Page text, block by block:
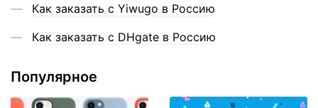
Как заказать с Yiwugo в Россию
Как заказать с DHgate в Россию
Популярное